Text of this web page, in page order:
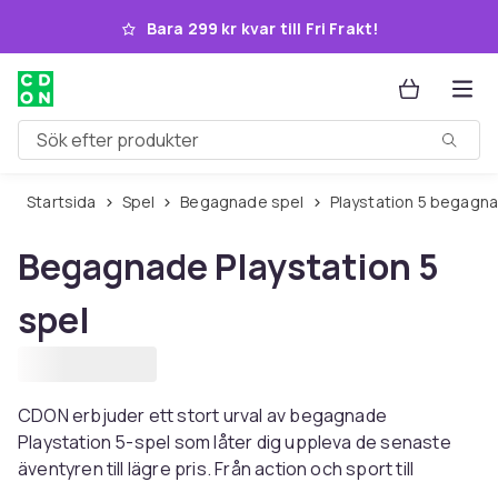
Hoppa till huvudinnehållet
Bara 299 kr kvar till Fri Frakt!
Sök efter produkter
Startsida Spel Begagnade spel Playstation 5
Begagnade Playstation 5
spel
CDON erbjuder ett stort urval av begagnade
Playstation 5-spel som låter dig uppleva de senaste
äventyren till lägre pris. Från action och sport till